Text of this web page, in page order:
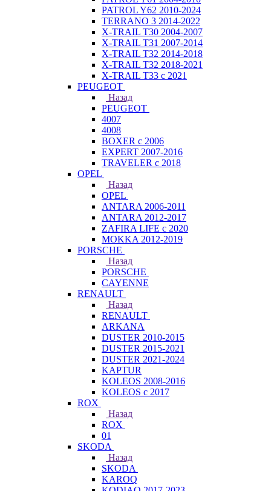
PATROL Y62 2010-2024
TERRANO 3 2014-2022
X-TRAIL T30 2004-2007
X-TRAIL T31 2007-2014
X-TRAIL T32 2014-2018
X-TRAIL T32 2018-2021
X-TRAIL T33 с 2021
PEUGEOT
Назад
PEUGEOT
4007
4008
BOXER с 2006
EXPERT 2007-2016
TRAVELER с 2018
OPEL
Назад
OPEL
ANTARA 2006-2011
ANTARA 2012-2017
ZAFIRA LIFE с 2020
MOKKA 2012-2019
PORSCHE
Назад
PORSCHE
CAYENNE
RENAULT
Назад
RENAULT
ARKANA
DUSTER 2010-2015
DUSTER 2015-2021
DUSTER 2021-2024
KAPTUR
KOLEOS 2008-2016
KOLEOS с 2017
ROX
Назад
ROX
01
SKODA
Назад
SKODA
KAROQ